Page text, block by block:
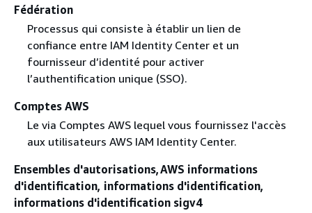
Fédération
Processus qui consiste à établir un lien de
confiance entre IAM Identity Center et un
fournisseur d’identité pour activer
l’authentification unique (SSO).
Comptes AWS
Le via Comptes AWS lequel vous fournissez l'accès
aux utilisateurs AWS IAM Identity Center.
Ensembles d'autorisations,AWS informations
d'identification, informations d'identification,
informations d'identification sigv4